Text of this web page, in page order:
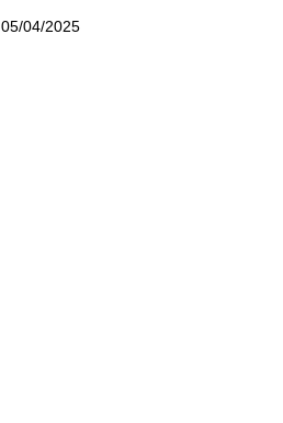
05/04/2025